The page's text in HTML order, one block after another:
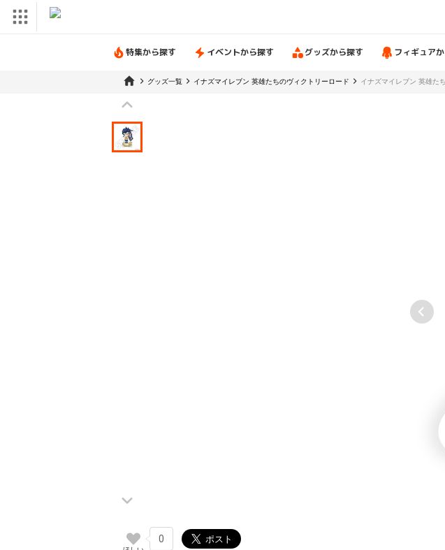
特集から探す イベントから探す グッズから探す フィギュア
グッズ一覧 イナズマイレブン 英雄たちのヴィクトリーロード イナズマイレブン 英雄た
0